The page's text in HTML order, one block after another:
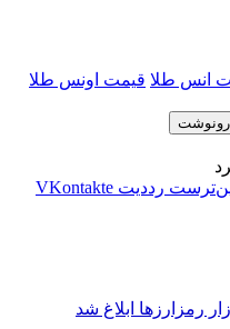
انس طلا قیمت اونس طلا
‫رددیت ‫VKontakte